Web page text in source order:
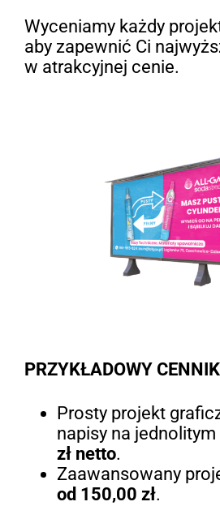
Wyceniamy każdy
aby zapewnić Ci
w atrakcyjnej cenie.
PRZYKŁADOWY
Prosty projekt
napisy na
zł netto.
Zaawansowany
od 150,00 zł.